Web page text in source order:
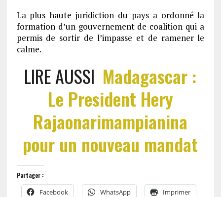
La plus haute juridiction du pays a ordonné la
formation d’un gouvernement de coalition qui a
permis de sortir de l’impasse et de ramener le
calme.
LIRE AUSSI Madagascar :
Le President Hery
Rajaonarimampianina
pour un nouveau mandat
Partager :
Facebook WhatsApp Imprimer